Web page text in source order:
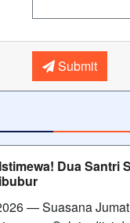
Submit
Dua Santri
— Suasana